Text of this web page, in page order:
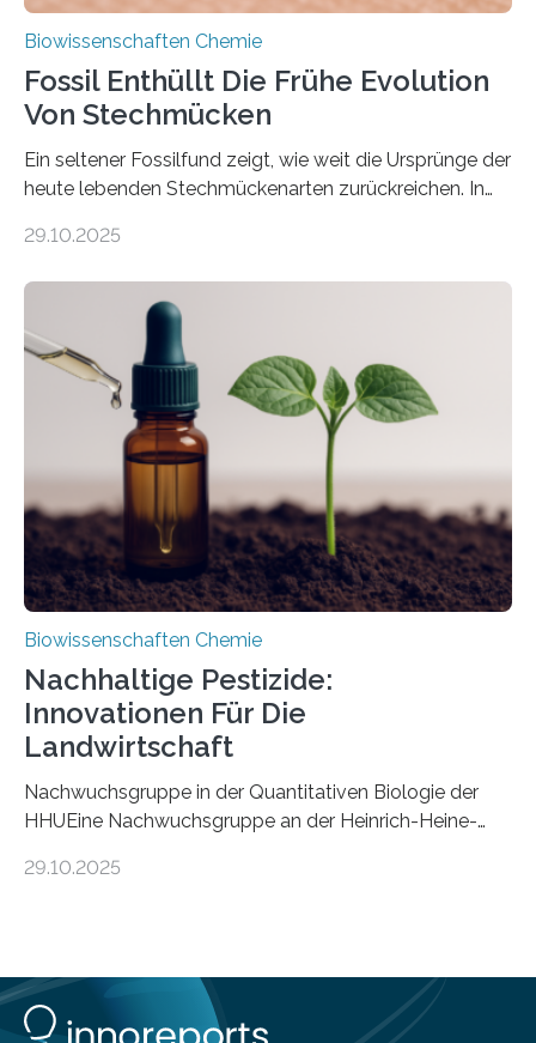
Biowissenschaften Chemie
Fossil Enthüllt Die Frühe Evolution
Von Stechmücken
Ein seltener Fossilfund zeigt, wie weit die Ursprünge der
heute lebenden Stechmückenarten zurückreichen. In
Forschende die bisher älteste bekannte Stechmücken-
Region Kachin in Myanmar und hat sich in
ausgezeichnetem Zustand erhalten. Es konnte als neue
Art einer neuen Gattung beschrieben werden und trägt
nun den Namen Cretosabethes primaevus. Dieser erste
fossile Nachweis einer Stechmückenlarve in Bernstein
stellt gleichzeitig den ersten Fossilfund einer
Mückenlarve aus dem Mesozoikum dar, denn…
29.10.2025
Biowissenschaften Chemie
Nachhaltige Pestizide:
Innovationen Für Die
Landwirtschaft
Nachwuchsgruppe in der Quantitativen Biologie der
HHUEine Nachwuchsgruppe an der Heinrich-Heine-
fünf Jahren erforschen, wie Bakterien auf
Insektenblume. Das Bundesministerium für Forschung,
Technologie und Raumfahrt (BMFTR) fördert das
29.10.2025